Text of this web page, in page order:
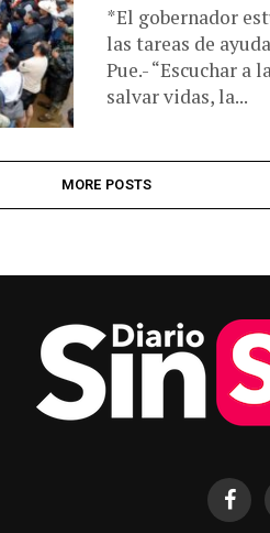
*El gobernador
las tareas de
Pue.- “Escuchar a
salvar vidas, la...
MORE POSTS